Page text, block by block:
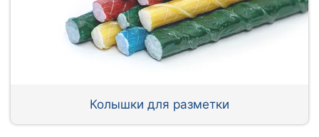
Колышки для разметки